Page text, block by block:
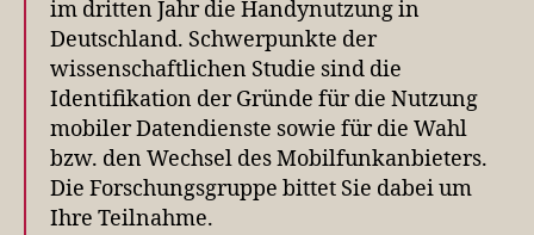
im dritten Jahr die Handynutzung in
Deutschland. Schwerpunkte der
wissenschaftlichen Studie sind die
Identifikation der Gründe für die Nutzung
mobiler Datendienste sowie für die Wahl
bzw. den Wechsel des Mobilfunkanbieters.
Die Forschungsgruppe bittet Sie dabei um
Ihre Teilnahme.